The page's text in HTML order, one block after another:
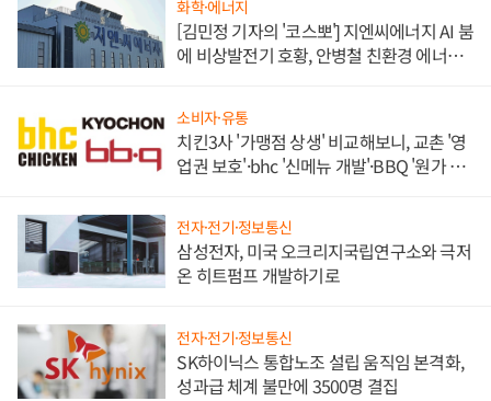
화학·에너지
[김민정 기자의 '코스뽀'] 지엔씨에너지 AI 붐
에 비상발전기 호황, 안병철 친환경 에너지
소비자·유통
치킨3사 '가맹점 상생' 비교해보니, 교촌 '영
업권 보호'·bhc '신메뉴 개발'·BBQ '원가 부
전자·전기·정보통신
삼성전자, 미국 오크리지국립연구소와 극저
온 히트펌프 개발하기로
전자·전기·정보통신
SK하이닉스 통합노조 설립 움직임 본격화,
성과급 체계 불만에 3500명 결집